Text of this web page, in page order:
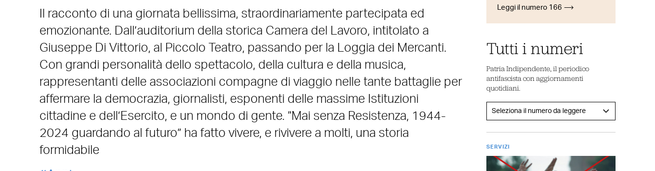
Il racconto di una giornata bellissima, straordinariamente partecipata ed
emozionante. Dall’auditorium della storica Camera del Lavoro, intitolato a
Giuseppe Di Vittorio, al Piccolo Teatro, passando per la Loggia dei Mercanti.
Con grandi personalità dello spettacolo, della cultura e della musica,
rappresentanti delle associazioni compagne di viaggio nelle tante battaglie per
affermare la democrazia, giornalisti, esponenti delle massime Istituzioni
cittadine e dell’Esercito, e un mondo di gente. “Mai senza Resistenza, 1944-
2024 guardando al futuro” ha fatto vivere, e rivivere a molti, una storia
formidabile
Leggi il numero 166
Tutti i numeri
Patria Indipendente, il periodico
antifascista con aggiornamenti
quotidiani.
SERVIZI